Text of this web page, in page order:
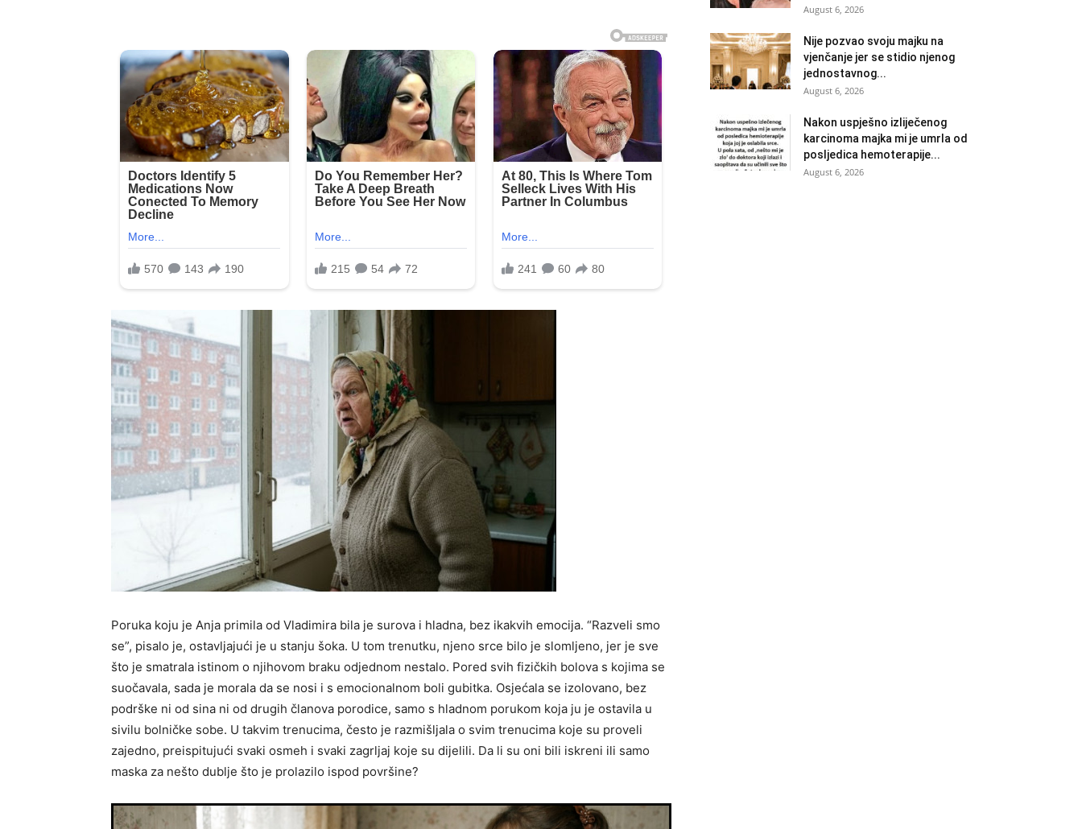
Poruka koju je Anja primila od Vladimira bila je surova i hladna, bez ikakvih emocija. “Razveli smo
se”, pisalo je, ostavljajući je u stanju šoka. U tom trenutku, njeno srce bilo je slomljeno, jer je sve
što je smatrala istinom o njihovom braku odjednom nestalo. Pored svih fizičkih bolova s kojima se
suočavala, sada je morala da se nosi i s emocionalnom boli gubitka. Osjećala se izolovano, bez
podrške ni od sina ni od drugih članova porodice, samo s hladnom porukom koja ju je ostavila u
sivilu bolničke sobe. U takvim trenucima, često je razmišljala o svim trenucima koje su proveli
zajedno, preispitujući svaki osmeh i svaki zagrljaj koje su dijelili. Da li su oni bili iskreni ili samo
maska za nešto dublje što je prolazilo ispod površine?
August 6, 2026
Nije pozvao svoju majku na
vjenčanje jer se stidio njenog
jednostavnog...
August 6, 2026
Nakon uspješno izliječenog
karcinoma majka mi je umrla od
posljedica hemoterapije...
August 6, 2026